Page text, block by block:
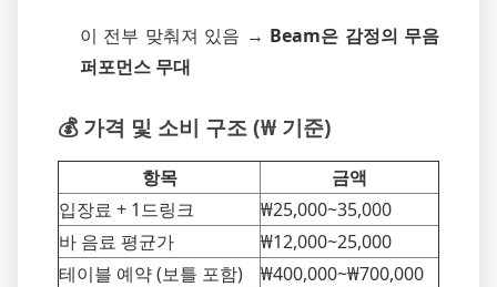
이 전부 맞춰져 있음 → Beam은 감정의 무음
퍼포먼스 무대
💰 가격 및 소비 구조 (₩ 기준)
항목
금액
입장료 + 1드링크
₩25,000~35,000
바 음료 평균가
₩12,000~25,000
테이블 예약 (보틀 포함)
₩400,000~₩700,000